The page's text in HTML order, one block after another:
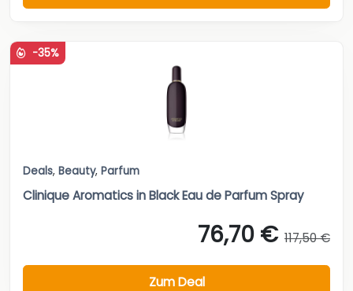
-35%
Deals, Beauty, Parfum
Clinique Aromatics in Black Eau de Parfum Spray
76,70 € 117,50 €
Zum Deal